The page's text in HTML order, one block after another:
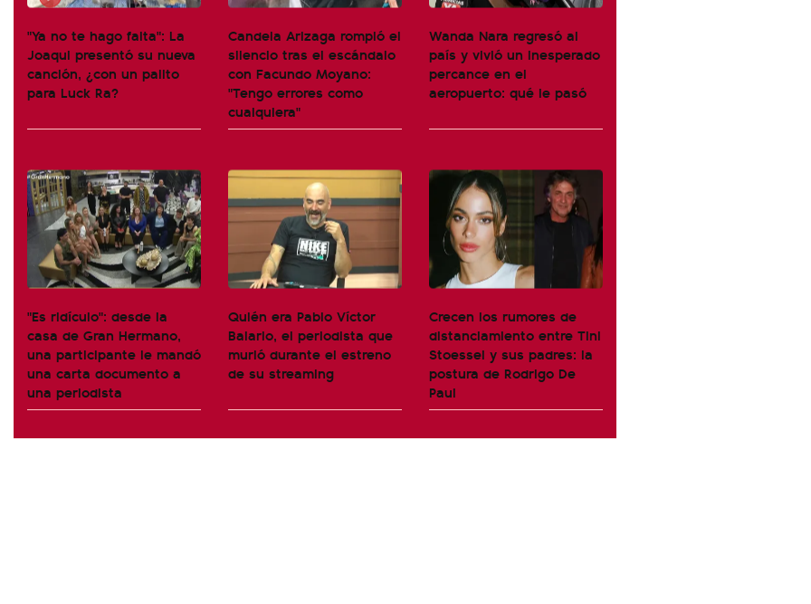
"Ya no te hago falta": La
Joaqui presentó su nueva
canción, ¿con un palito
para Luck Ra?
Candela Arizaga rompió el
silencio tras el escándalo
con Facundo Moyano:
"Tengo errores como
cualquiera"
Wanda Nara regresó al
país y vivió un inesperado
percance en el
aeropuerto: qué le pasó
"Es ridículo": desde la
casa de Gran Hermano,
una participante le mandó
una carta documento a
una periodista
Quién era Pablo Víctor
Balario, el periodista que
murió durante el estreno
de su streaming
Crecen los rumores de
distanciamiento entre Tini
Stoessel y sus padres: la
postura de Rodrigo De
Paul